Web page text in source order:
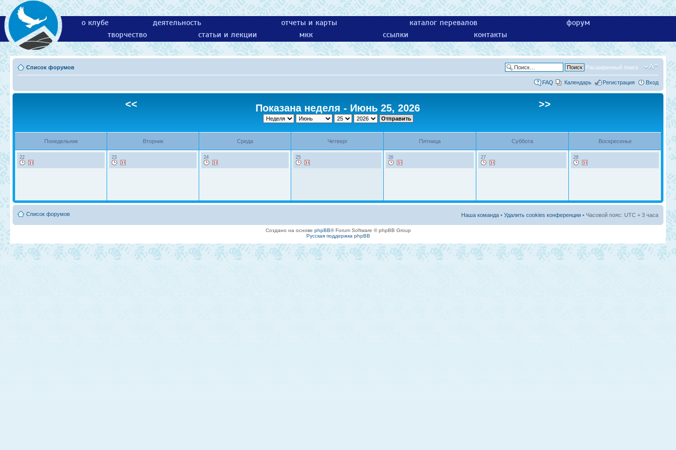
о клубе деятельность отчеты и карты каталог перевалов
форум
творчество
статьи и лекции мкк ссылки контакты
Список форумов Расширенный поиск
FAQ Календарь Регистрация Вход
<< Показана неделя - Июнь 25, 2026 >>
Понедельник Вторник Среда Четверг Пятница Суббота Воскресенье
22 23 24 25 26 27 28
Список форумов Наша команда • Удалить cookies конференции • Часовой пояс: UTC + 3 часа
Создано на основе phpBB® Forum Software © phpBB Group
Русская поддержка phpBB